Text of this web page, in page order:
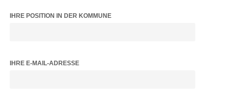
IHRE POSITION IN DER KOMMUNE
IHRE E-MAIL-ADRESSE